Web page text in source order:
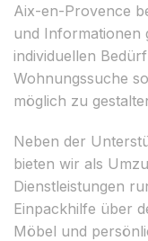
Aix-en-Provence
und Informationen
individuellen
Wohnungssuche
möglich zu
Neben der
bieten wir als
Dienstleistungen
Einpackhilfe über
Möbel und